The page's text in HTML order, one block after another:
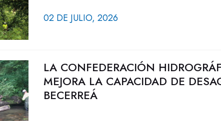
02 DE JULIO, 2026
LA CONFEDERACIÓN
MEJORA LA CAPACIDAD DE
BECERREÁ